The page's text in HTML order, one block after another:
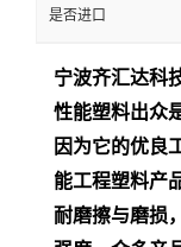
是否进口
宁波齐汇达科
性能塑料出众
因为它的优良
能工程塑料产
耐磨擦与磨损